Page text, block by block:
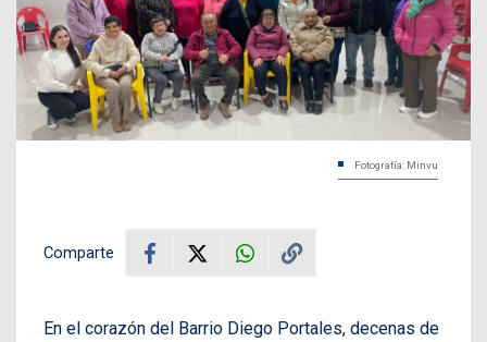
Fotografía: Minvu
Comparte
En el corazón del Barrio Diego Portales, decenas de